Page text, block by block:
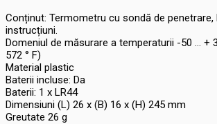
Conținut: Termometru cu sondă de penetrare,
instrucțiuni.
Domeniul de măsurare a temperaturii -50 ... +
572 ° F)
Material plastic
Baterii incluse: Da
Baterii: 1 x LR44
Dimensiuni (L) 26 x (B) 16 x (H) 245 mm
Greutate 26 g